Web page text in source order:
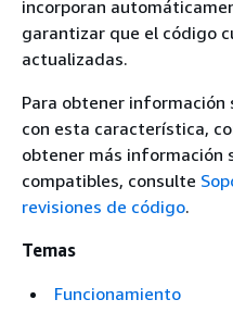
incorporan
garantizar que el código
actualizadas.
Para obtener información
con esta característica,
obtener más información
compatibles, consulte
revisiones de código.
Temas
Funcionamiento